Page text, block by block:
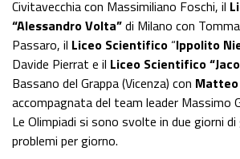
Civitavecchia con Massimiliano Foschi, il
“Alessandro Volta”di Milano con
Passaro, il Liceo Scientifico “Ippolito
Davide Pierrat e il Liceo Scientifico
Bassano del Grappa (Vicenza) con
accompagnata del team leader Massimo
Le Olimpiadi si sono svolte in due giorni
problemi per giorno.